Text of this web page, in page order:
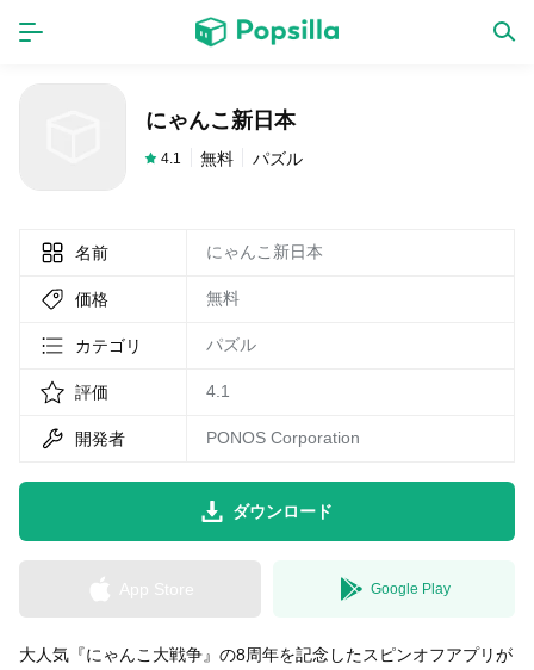
LINE無料スタンプ
無料猫ミーム
にゃんこ新日本
4.1 無料 パズル
名前 にゃんこ新日本
価格 無料
カテゴリ パズル
評価 4.1
開発者 PONOS Corporation
ダウンロード
Google Play
大人気『にゃんこ大戦争』の8周年を記念したスピンオフアプリが